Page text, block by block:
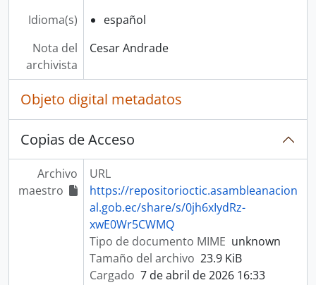
Idioma(s)
español
Nota del
archivista
Cesar Andrade
Objeto digital metadatos
Copias de Acceso
Archivo
maestro
URL
https://repositorioctic.asambleanacion
al.gob.ec/share/s/0jh6xIydRz-
xwE0Wr5CWMQ
Tipo de documento MIME unknown
Tamaño del archivo 23.9 KiB
Cargado 7 de abril de 2026 16:33